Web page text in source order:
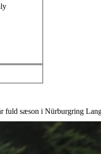
fuld sæson i Nürburgring